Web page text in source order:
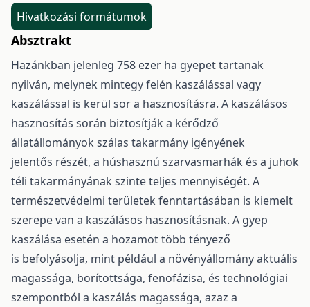
Hivatkozási formátumok
Absztrakt
Hazánkban jelenleg 758 ezer ha gyepet tartanak
nyilván, melynek mintegy felén kaszálással vagy
kaszálással is kerül sor a hasznosításra. A kaszálásos
hasznosítás során biztosítják a kérődző
állatállományok szálas takarmány igényének
jelentős részét, a húshasznú szarvasmarhák és a juhok
téli takarmányának szinte teljes mennyiségét. A
természetvédelmi területek fenntartásában is kiemelt
szerepe van a kaszálásos hasznosításnak. A gyep
kaszálása esetén a hozamot több tényező
is befolyásolja, mint például a növényállomány aktuális
magassága, borítottsága, fenofázisa, és technológiai
szempontból a kaszálás magassága, azaz a